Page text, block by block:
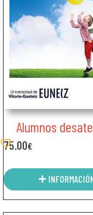
Alumnos
75.00€